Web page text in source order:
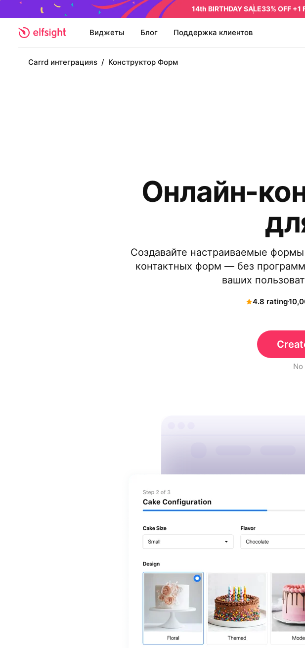
14th BIRTHDAY SALE33% OFF +1
Виджеты Блог Поддержка клиентов
Carrd интеграцияs / Конструктор Форм
Онлайн-
Создавайте настраиваемые
контактных форм — без
ваших
4.8 rating